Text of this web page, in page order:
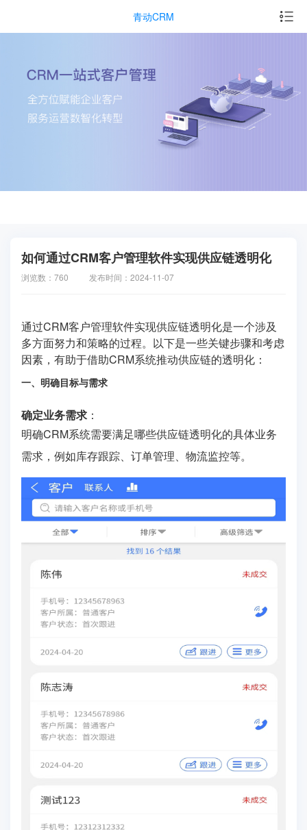
青动CRM
如何通过CRM客户管理软件实现供应链透明化
浏览数：760 发布时间：2024-11-07
通过CRM客户管理软件实现供应链透明化是一个涉及
多方面努力和策略的过程。以下是一些关键步骤和考虑
因素，有助于借助CRM系统推动供应链的透明化：
一、明确目标与需求
确定业务需求 ：
明确CRM系统需要满足哪些供应链透明化的具体业务
需求，例如库存跟踪、订单管理、物流监控等。